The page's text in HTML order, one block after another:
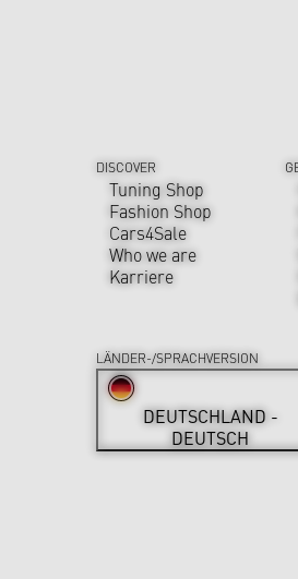
DISCOVER
Tuning Shop
Fashion Shop
Cars4Sale
Who we are
Karriere
LÄNDER-/SPRACHVERSION
DEUTSCHLAND -
DEUTSCH